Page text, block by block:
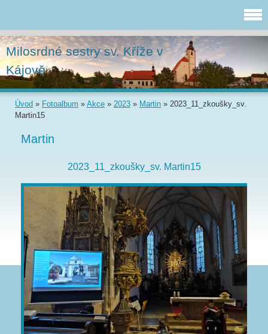
Milosrdné sestry sv. Kříže v
Kájově
Úvod » Fotoalbum » Akce » 2023 » Martin » 2023_11_zkoušky_sv.
Martin15
Martin
2023_11_zkoušky_sv. Martin15